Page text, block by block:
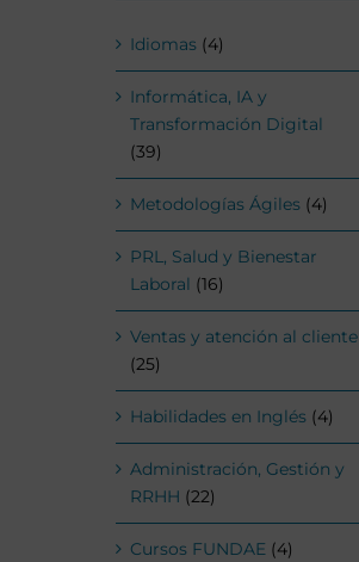
Idiomas (4)
Informática, IA y
Transformación Digital
(39)
Metodologías Ágiles (4)
PRL, Salud y Bienestar
Laboral (16)
Ventas y atención al cliente
(25)
Habilidades en Inglés (4)
Administración, Gestión y
RRHH (22)
Cursos FUNDAE (4)